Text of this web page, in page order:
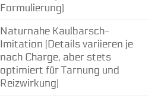
Formulierung)
Naturnahe Kaulbarsch-
Imitation (Details variieren je
nach Charge, aber stets
optimiert für Tarnung und
Reizwirkung)